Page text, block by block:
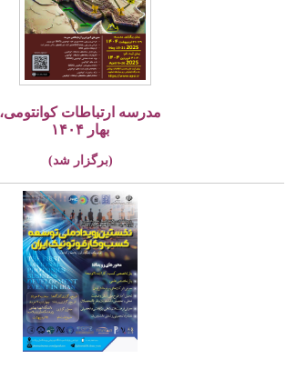
مدرسه ارتباطات کوانتومی،
بهار ۱۴۰۴
(برگزار شد)